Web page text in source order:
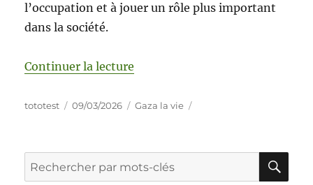
l’occupation et à jouer un rôle plus important
dans la société.
Continuer la lecture
tototest 09/03/2026 Gaza la vie